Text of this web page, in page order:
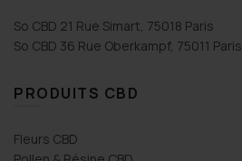
So CBD 21 Rue Simart, 75018 Paris
So CBD 36 Rue Oberkampf, 75011 Paris
PRODUITS CBD
Fleurs CBD